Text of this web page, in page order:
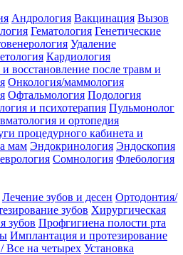
Андрология Вакцинация Вызов
Гематология Генетические
Удаление
Кардиология
восстановление после травм и
Онкология/маммология
Офтальмология Подология
и психотерапия Пульмонолог
и ортопедия
процедурного кабинета и
мам Эндокринология Эндоскопия
Сомнология Флебология
Лечение зубов и десен Ортодонтия/
зубов Хирургическая
зубов Профгигиена полости рта
Имплантация и протезирование
Все на четырех Установка